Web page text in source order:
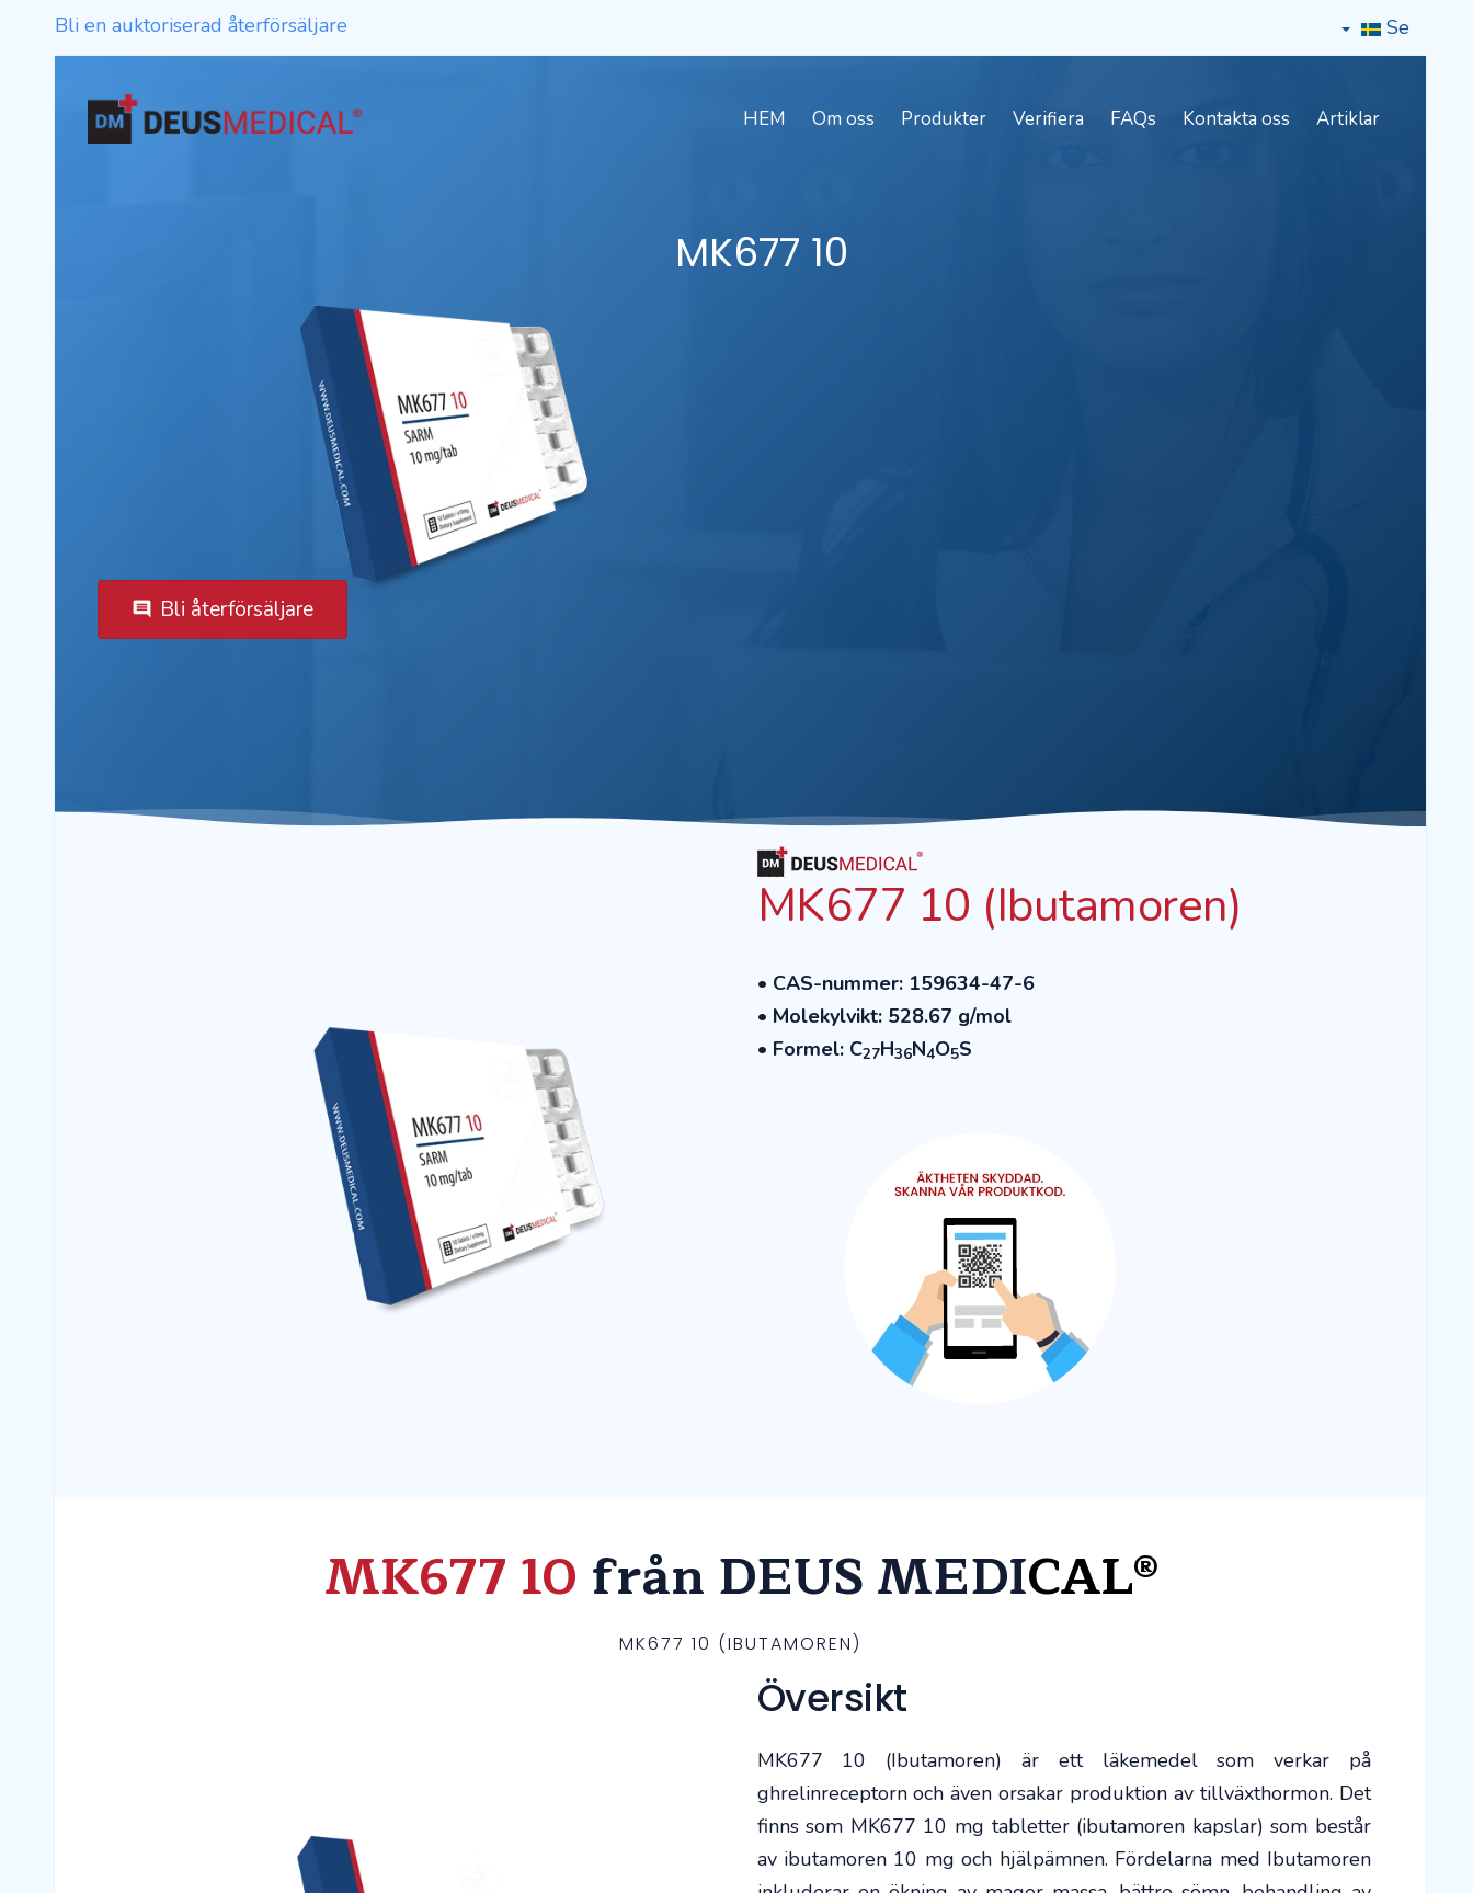
Bli en auktoriserad återförsäljare Se
HEM Om oss Produkter Verifiera FAQs Kontakta oss Artiklar
MK677 10
comment Bli återförsäljare
MK677 10 (Ibutamoren)
• CAS-nummer: 159634-47-6
• Molekylvikt: 528.67 g/mol
• Formel: C27H36N4O5S
MK677 10 från DEUS MEDICAL®
MK677 10 (IBUTAMOREN)
Översikt
MK677 10 (Ibutamoren) är ett läkemedel som verkar på
ghrelinreceptorn och även orsakar produktion av tillväxthormon. Det
finns som MK677 10 mg tabletter (ibutamoren kapslar) som består
av ibutamoren 10 mg och hjälpämnen. Fördelarna med Ibutamoren